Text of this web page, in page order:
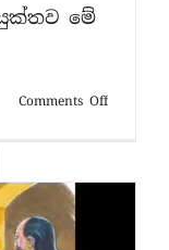
මේ
Comments Offon